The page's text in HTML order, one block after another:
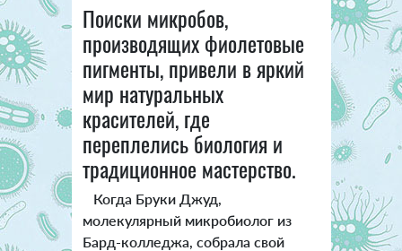
Поиски микробов,
производящих фиолетовые
пигменты, привели в яркий
мир натуральных
красителей, где
переплелись биология и
традиционное мастерство.
Когда Бруки Джуд,
молекулярный микробиолог из
Бард-колледжа, собрала свой